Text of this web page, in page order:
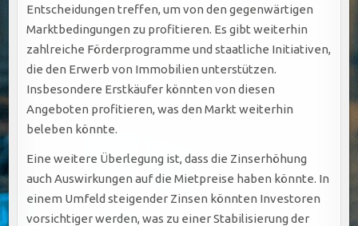
Entscheidungen treffen, um von den gegenwärtigen
Marktbedingungen zu profitieren. Es gibt weiterhin
zahlreiche Förderprogramme und staatliche Initiativen,
die den Erwerb von Immobilien unterstützen.
Insbesondere Erstkäufer könnten von diesen
Angeboten profitieren, was den Markt weiterhin
beleben könnte.
Eine weitere Überlegung ist, dass die Zinserhöhung
auch Auswirkungen auf die Mietpreise haben könnte. In
einem Umfeld steigender Zinsen könnten Investoren
vorsichtiger werden, was zu einer Stabilisierung der